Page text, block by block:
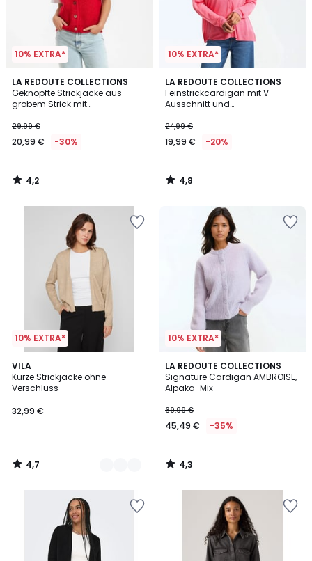
10% EXTRA*
LA REDOUTE COLLECTIONS
Geknöpfte Strickjacke aus
grobem Strick mit
29,99 €
20,99 € -30%
4,2
/ 5
4,2
/
10% EXTRA*
LA REDOUTE COLLECTIONS
Feinstrickcardigan mit V-
Ausschnitt und
24,99 €
19,99 € -20%
4,8
/ 5
4,8
/
10% EXTRA*
VILA
Kurze Strickjacke ohne
Verschluss
32,99 €
4,7
/ 5
2
Farben
4,7
/
10% EXTRA*
LA REDOUTE COLLECTIONS
Signature Cardigan AMBROISE,
Alpaka-Mix
69,99 €
45,49 € -35%
4,3
/ 5
4,3
/